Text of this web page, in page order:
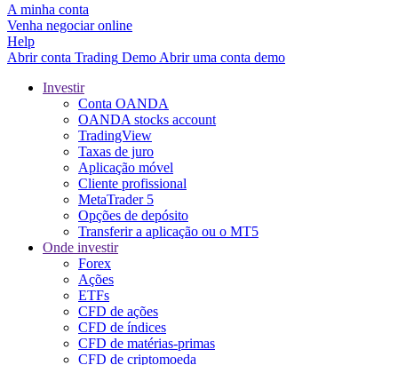
A minha conta
Venha negociar online
Help
Abrir conta Trading Demo Abrir uma conta demo
Investir
Conta OANDA
OANDA stocks account
TradingView
Taxas de juro
Aplicação móvel
Cliente profissional
MetaTrader 5
Opções de depósito
Transferir a aplicação ou o MT5
Onde investir
Forex
Ações
ETFs
CFD de ações
CFD de índices
CFD de matérias-primas
CFD de criptomoeda